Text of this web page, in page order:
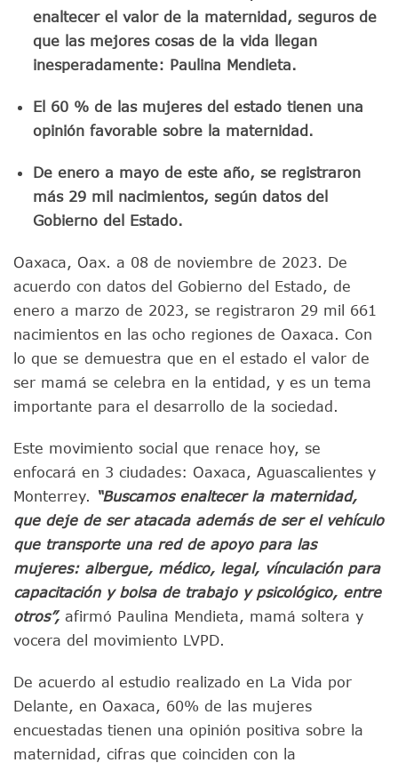
enaltecer el valor de la maternidad, seguros de
que las mejores cosas de la vida llegan
inesperadamente: Paulina Mendieta.
El 60 % de las mujeres del estado tienen una
opinión favorable sobre la maternidad.
De enero a mayo de este año, se registraron
más 29 mil nacimientos, según datos del
Gobierno del Estado.
Oaxaca, Oax. a 08 de noviembre de 2023. De
acuerdo con datos del Gobierno del Estado, de
enero a marzo de 2023, se registraron 29 mil 661
nacimientos en las ocho regiones de Oaxaca. Con
lo que se demuestra que en el estado el valor de
ser mamá se celebra en la entidad, y es un tema
importante para el desarrollo de la sociedad.
Este movimiento social que renace hoy, se
enfocará en 3 ciudades: Oaxaca, Aguascalientes y
Monterrey.
“Buscamos enaltecer la maternidad,
que deje de ser atacada además de ser el vehículo
que transporte una red de apoyo para las
mujeres: albergue, médico, legal, vínculación para
capacitación y bolsa de trabajo y psicológico, entre
otros”, afirmó Paulina Mendieta, mamá soltera y
vocera del movimiento LVPD.
De acuerdo al estudio realizado en La Vida por
Delante, en Oaxaca, 60% de las mujeres
encuestadas tienen una opinión positiva sobre la
maternidad, cifras que coinciden con la